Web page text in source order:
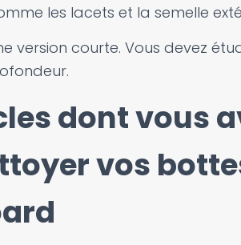
les lacets et la semelle
version courte. Vous devez
dont vous
vos